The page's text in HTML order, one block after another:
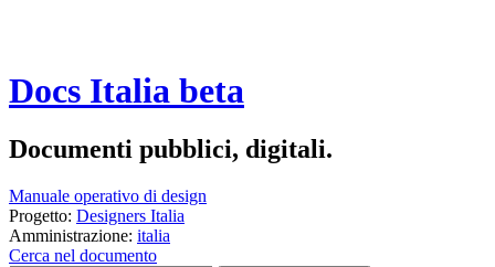
Docs Italia beta
Documenti pubblici, digitali.
Manuale operativo di design
Progetto: Designers Italia
Amministrazione: italia
Cerca nel documento